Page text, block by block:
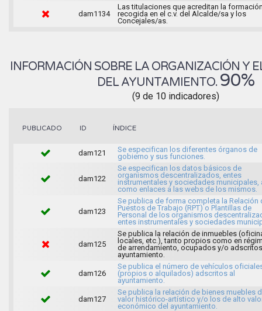
dam1134
Las titulaciones que acreditan la
recogida en el c.v. del Alcalde/sa y los
Concejales/as.
INFORMACIÓN SOBRE LA ORGANIZACIÓN Y
DEL AYUNTAMIENTO. 90%
(9 de 10 indicadores)
PUBLICADO ID ÍNDICE
dam121
Se especifican los diferentes órganos de
gobierno y sus funciones.
dam122
Se especifican los datos básicos de
organismos descentralizados, entes
instrumentales y sociedades municipales,
como enlaces a las webs de los mismos.
dam123
Se publica de forma completa la Relación
Puestos de Trabajo (RPT) o Plantillas de
Personal de los organismos
entes instrumentales y sociedades
dam125
Se publica la relación de inmuebles
locales, etc.), tanto propios como en
de arrendamiento, ocupados y/o
ayuntamiento.
dam126
Se publica el número de vehículos
(propios o alquilados) adscritos al
ayuntamiento.
dam127
Se publica la relación de bienes muebles
valor histórico-artístico y/o los de alto
económico del ayuntamiento.